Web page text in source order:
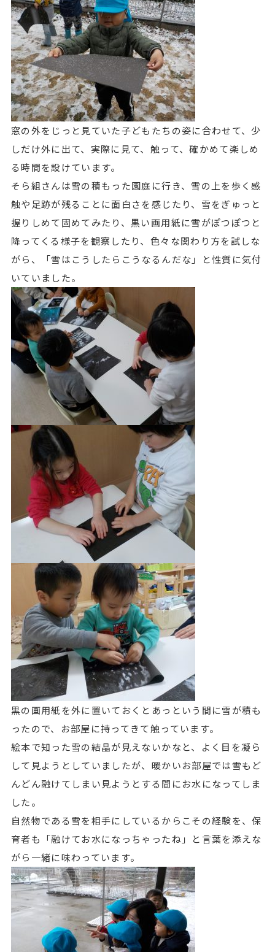
窓の外をじっと見ていた子どもたちの姿に合わせて、少
しだけ外に出て、実際に見て、触って、確かめて楽しめ
る時間を設けています。
そら組さんは雪の積もった園庭に行き、雪の上を歩く感
触や足跡が残ることに面白さを感じたり、雪をぎゅっと
握りしめて固めてみたり、黒い画用紙に雪がぽつぽつと
降ってくる様子を観察したり、色々な関わり方を試しな
がら、「雪はこうしたらこうなるんだな」と性質に気付
いていました。
黒の画用紙を外に置いておくとあっという間に雪が積も
ったので、お部屋に持ってきて触っています。
絵本で知った雪の結晶が見えないかなと、よく目を凝ら
して見ようとしていましたが、暖かいお部屋では雪もど
んどん融けてしまい見ようとする間にお水になってしま
した。
自然物である雪を相手にしているからこその経験を、保
育者も「融けてお水になっちゃったね」と言葉を添えな
がら一緒に味わっています。